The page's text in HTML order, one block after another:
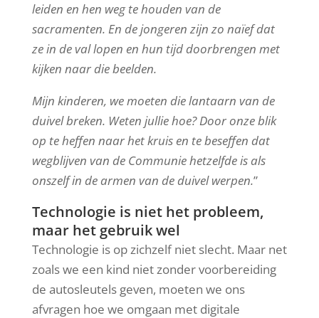
leiden en hen weg te houden van de
sacramenten. En de jongeren zijn zo naïef dat
ze in de val lopen en hun tijd doorbrengen met
kijken naar die beelden.
Mijn kinderen, we moeten die lantaarn van de
duivel breken. Weten jullie hoe? Door onze blik
op te heffen naar het kruis en te beseffen dat
wegblijven van de Communie hetzelfde is als
onszelf in de armen van de duivel werpen.”
Technologie is niet het probleem,
maar het gebruik wel
Technologie is op zichzelf niet slecht. Maar net
zoals we een kind niet zonder voorbereiding
de autosleutels geven, moeten we ons
afvragen hoe we omgaan met digitale